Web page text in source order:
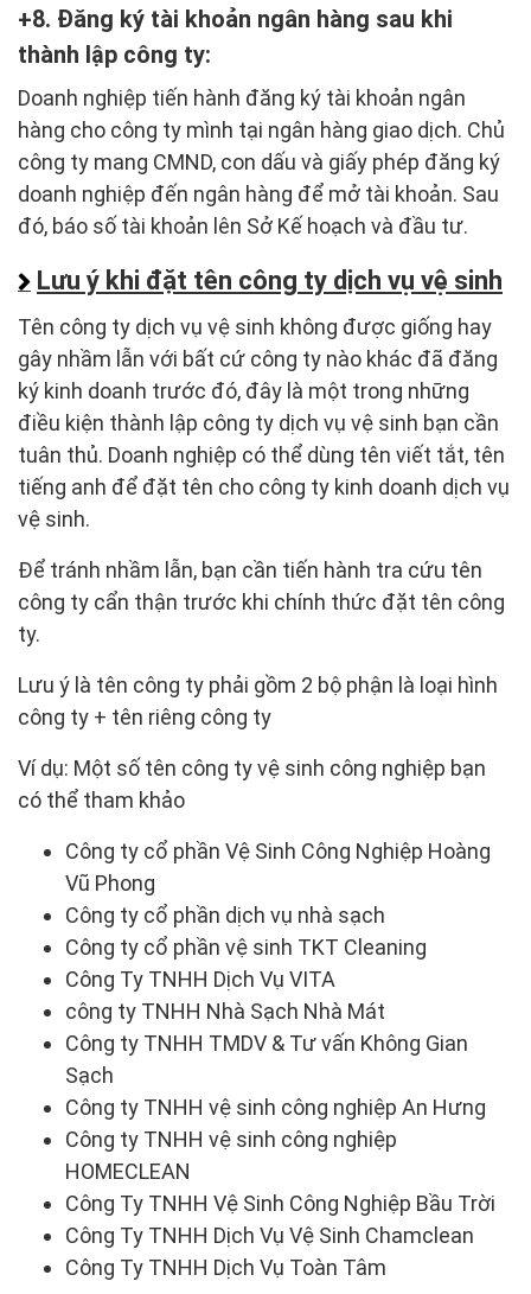
8. Đăng ký tài khoản ngân hàng sau khi
thành lập công ty:
Doanh nghiệp tiến hành đăng ký tài khoản ngân
hàng cho công ty mình tại ngân hàng giao dịch. Chủ
công ty mang CMND, con dấu và giấy phép đăng ký
doanh nghiệp đến ngân hàng để mở tài khoản. Sau
đó, báo số tài khoản lên Sở Kế hoạch và đầu tư.
Lưu ý khi đặt tên công ty dịch vụ vệ sinh
Tên công ty dịch vụ vệ sinh không được giống hay
gây nhầm lẫn với bất cứ công ty nào khác đã đăng
ký kinh doanh trước đó, đây là một trong những
điều kiện thành lập công ty dịch vụ vệ sinh bạn cần
tuân thủ. Doanh nghiệp có thể dùng tên viết tắt, tên
tiếng anh để đặt tên cho công ty kinh doanh dịch vụ
vệ sinh.
Để tránh nhầm lẫn, bạn cần tiến hành tra cứu tên
công ty cẩn thận trước khi chính thức đặt tên công
ty.
Lưu ý là tên công ty phải gồm 2 bộ phận là loại hình
công ty + tên riêng công ty
Ví dụ: Một số tên công ty vệ sinh công nghiệp bạn
có thể tham khảo
Công ty cổ phần Vệ Sinh Công Nghiệp Hoàng
Vũ Phong
Công ty cổ phần dịch vụ nhà sạch
Công ty cổ phần vệ sinh TKT Cleaning
Công Ty TNHH Dịch Vụ VITA
công ty TNHH Nhà Sạch Nhà Mát
Công ty TNHH TMDV & Tư vấn Không Gian
Sạch
Công ty TNHH vệ sinh công nghiệp An Hưng
Công ty TNHH vệ sinh công nghiệp
HOMECLEAN
Công Ty TNHH Vệ Sinh Công Nghiệp Bầu Trời
Công Ty TNHH Dịch Vụ Vệ Sinh Chamclean
Công Ty TNHH Dịch Vụ Toàn Tâm